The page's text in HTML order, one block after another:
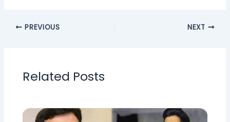
PREVIOUS NEXT
Related Posts